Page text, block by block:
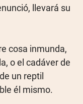
llevará su
cosa inmunda,
o el cadáver de
un reptil
él mismo.